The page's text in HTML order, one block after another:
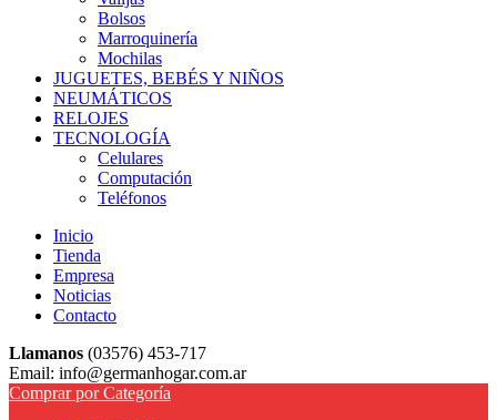
Bolsos
Marroquinería
Mochilas
JUGUETES, BEBÉS Y NIÑOS
NEUMÁTICOS
RELOJES
TECNOLOGÍA
Celulares
Computación
Teléfonos
Inicio
Tienda
Empresa
Noticias
Contacto
Llamanos (03576) 453-717
Email: info@germanhogar.com.ar
Comprar por Categoría